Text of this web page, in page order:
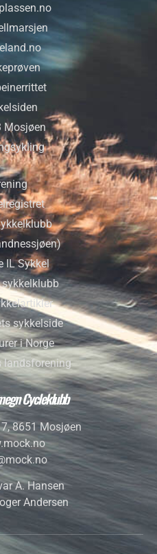
IL Sykkel
sykkelside
i Norge
Cycleklubb
8651 Mosjøen
A. Hansen
Andersen